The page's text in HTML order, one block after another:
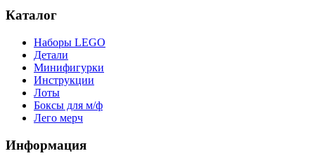
Каталог
Наборы LEGO
Детали
Минифигурки
Инструкции
Лоты
Боксы для м/ф
Лего мерч
Информация